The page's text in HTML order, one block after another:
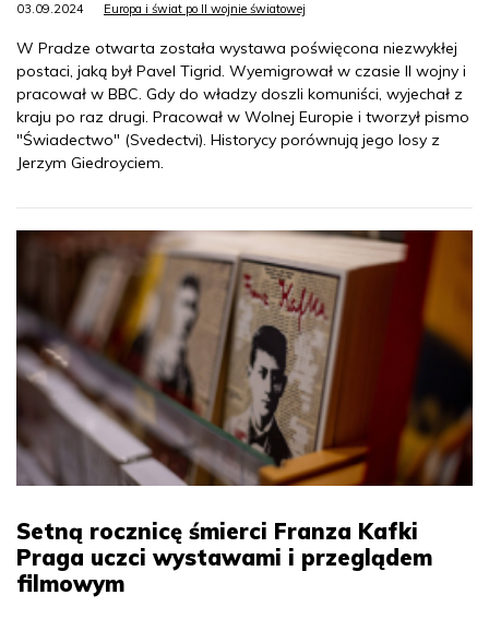
03.09.2024 Europa i świat po II wojnie światowej
W Pradze otwarta została wystawa poświęcona niezwykłej
postaci, jaką był Pavel Tigrid. Wyemigrował w czasie II wojny i
pracował w BBC. Gdy do władzy doszli komuniści, wyjechał z
kraju po raz drugi. Pracował w Wolnej Europie i tworzył pismo
"Świadectwo" (Svedectvi). Historycy porównują jego losy z
Jerzym Giedroyciem.
Setną rocznicę śmierci Franza Kafki
Praga uczci wystawami i przeglądem
filmowym